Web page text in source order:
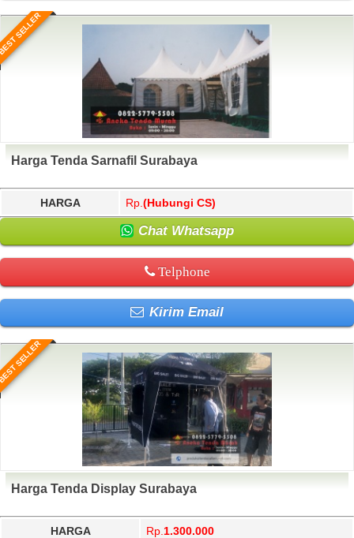
SELLER
Harga Tenda Sarnafil Surabaya
HARGA Rp. (Hubungi CS)
Chat Whatsapp
Telphone
Kirim Email
SELLER
Harga Tenda Display Surabaya
HARGA Rp. 1.300.000